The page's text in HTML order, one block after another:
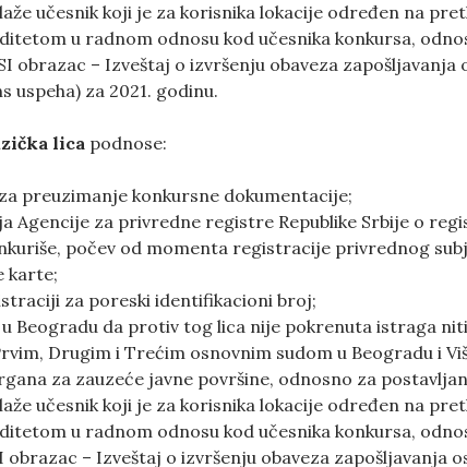
učesnik koji je za korisnika lokacije određen na
u radnom odnosu kod učesnika konkursa,
obrazac – Izveštaj o izvršenju obaveza zapošljavanja
uspeha) za 2021. godinu.
lica podnose:
preuzimanje konkursne dokumentacije;
Agencije za privredne registre Republike Srbije o
počev od momenta registracije privrednog
karte;
za poreski identifikacioni broj;
Beogradu da protiv tog lica nije pokrenuta istraga
Drugim i Trećim osnovnim sudom u Beogradu i
za zauzeće javne površine, odnosno za
učesnik koji je za korisnika lokacije određen na
u radnom odnosu kod učesnika konkursa,
– Izveštaj o izvršenju obaveza zapošljavanja